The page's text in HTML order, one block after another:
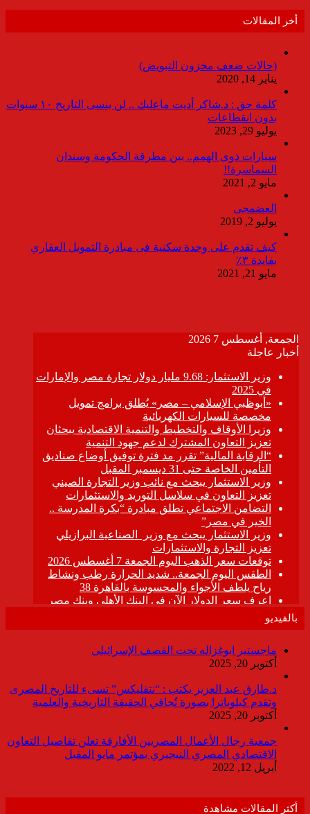
أخر المقالات
(حالات ضعف مخزون التبويض)
يناير 14, 2020
كلمة حق : د.شاكر أديت ماعليك .. لن ينسى التاريخ ١٠ سنوات
بدون انقطاعات
يوليو 29, 2023
سيارات ذوى الهمم.. بين مطرقة الحكومة وسندان
السماسرة!!
مايو 2, 2021
العضمجى
يوليو 2, 2019
كيف تقدم على وحدة سكنية فى مبادرة التمويل العقاري
بفايدة ٣٪
مايو 21, 2021
بالفيديو
ماجستير ابوغزاله تحت القصف الإسرائيلى
أكتوبر 20, 2025
د.طارق عبد العزيز يكتب : “نتفليكس” تسىء للتاريخ المصرى
وتقدم كيلوباترا بصورة تُجافي الحقيقة التاريخية والعلمية
أكتوبر 20, 2025
جمعية رجال الأعمال المصريين الأفارقة تعلن تفاصيل التعاون
الاقتصادي المصري النيجيري بمؤتمر مايو المقبل
أبريل 12, 2022
أكثر المقالات مشاهدة